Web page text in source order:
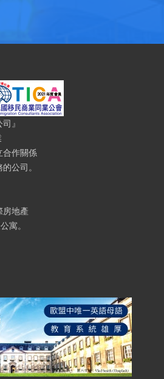
』
合作關係
公司。
房地產
寓。